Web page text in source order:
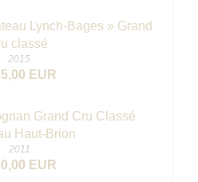
Lynch-Bages » Grand
classé
2015
EUR
Grand Cru Classé
Haut-Brion
2011
EUR